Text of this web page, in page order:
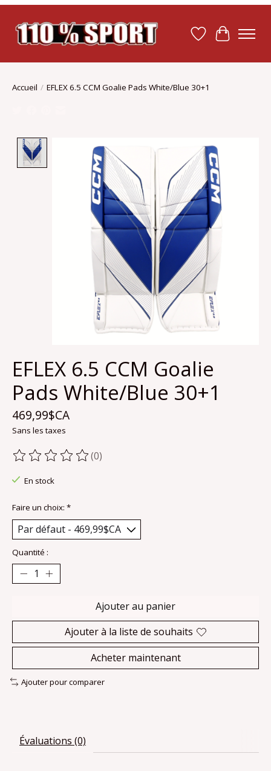
Liste dePanier
Accueil / EFLEX 6.5 CCM Goalie Pads White/Blue 30+1
Product image slideshow Items
EFLEX 6.5 CCM Goalie
Pads White/Blue 30+1
469,99$CA
Sans les taxes
Ce produit est évalué à
(0)
En stock
Faire un choix: *
Quantité :
Ajouter au panier
Ajouter à la liste de souhaits
Acheter maintenant
Ajouter pour comparer
Évaluations (0)